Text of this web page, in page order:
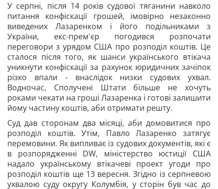
У серпні, після 14 років судової тяганини навколо
питання конфіскації грошей, імовірно незаконно
виведених Лазаренком і його подільниками з
України, екс-прем'єр погодився розпочати
переговори з урядом США про розподіл коштів. Це
сталося після того, як шанси українського втікача
уникнути конфіскації за рахунок юридичних зачіпок
різко впали - внаслідок низки судових ухвал.
Водночас, Сполучені Штати більше не хочуть
роками чекати на гроші Лазаренка і готові залишити
йому частину коштів, аби отримати решту.
Суд дав сторонам два місяці, аби домовитися про
розподіл коштів. Утім, Павло Лазаренко затягує
перемовини. Як випливає із судових документів, які є
в розпорядженні DW, міністерство юстиції США
надало українському втікачеві проект угоди про
розподіл коштів ще 13 вересня. Згідно із серпневою
ухвалою суду округу Колумбія, у сторін був час до